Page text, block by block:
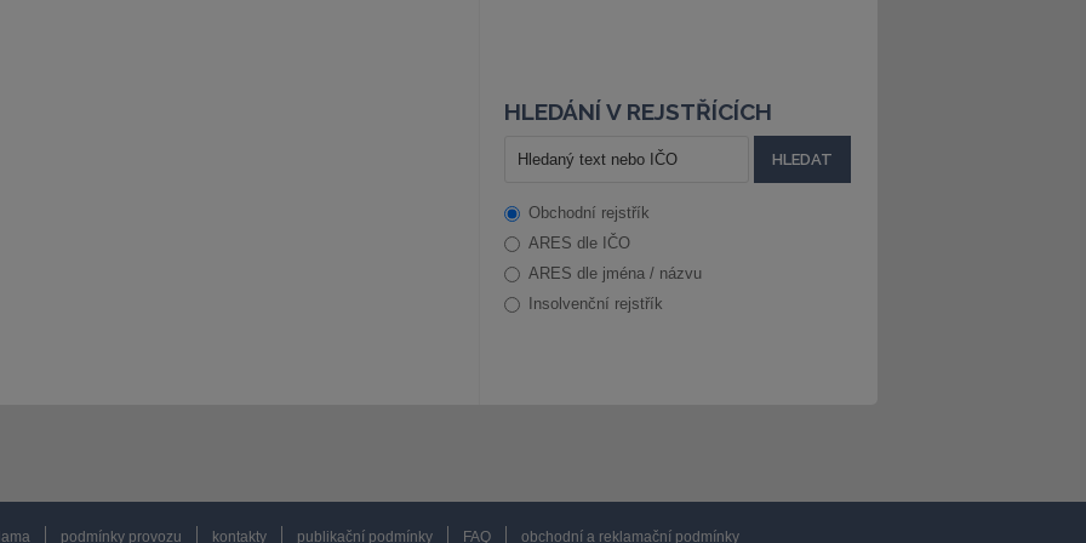
HLEDÁNÍ V REJSTŘÍCÍCH
Obchodní rejstřík
ARES dle IČO
ARES dle jména / názvu
Insolvenční rejstřík
podmínky provozu kontakty publikační podmínky FAQ obchodní a reklamační podmínky